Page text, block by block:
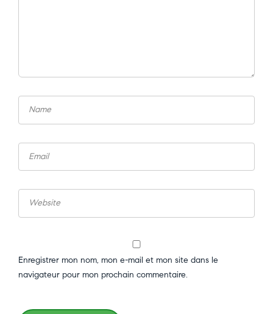
Enregistrer mon nom, mon e-mail et mon site dans le
navigateur pour mon prochain commentaire.